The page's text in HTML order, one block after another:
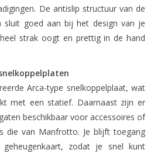
De antislip structuur van de
sluit goed aan bij het design van je
strak oogt en prettig in de hand
Arca-type snelkoppelplaat, wat
met een statief. Daarnaast zijn er
beschikbaar voor accessoires of
die van Manfrotto. Je blijft toegang
zodat je snel kunt